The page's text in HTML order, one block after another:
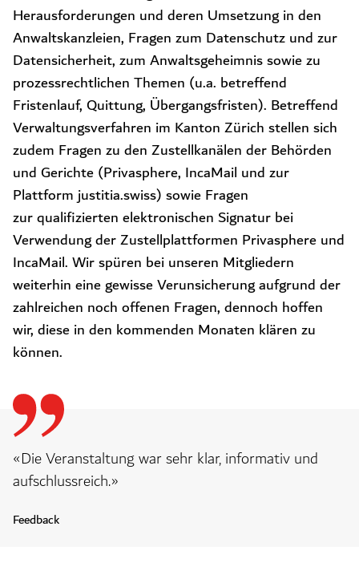
Herausforderungen und deren Umsetzung in den
Anwaltskanzleien, Fragen zum Datenschutz und zur
Datensicherheit, zum Anwaltsgeheimnis sowie zu
prozessrechtlichen Themen (u.a. betreffend
Fristenlauf, Quittung, Übergangsfristen). Betreffend
Verwaltungsverfahren im Kanton Zürich stellen sich
zudem Fragen zu den Zustellkanälen der Behörden
und Gerichte (Privasphere, IncaMail und zur
Plattform justitia.swiss) sowie Fragen
zurqualifizierten elektronischen Signaturbei
Verwendung der Zustellplattformen Privasphere und
IncaMail. Wir spüren bei unseren Mitgliedern
weiterhin eine gewisse Verunsicherung aufgrund der
zahlreichen noch offenen Fragen, dennoch hoffen
wir, diese in den kommenden Monaten klären zu
können.
«Die Veranstaltung war sehr klar, informativ und
aufschlussreich.»
Feedback